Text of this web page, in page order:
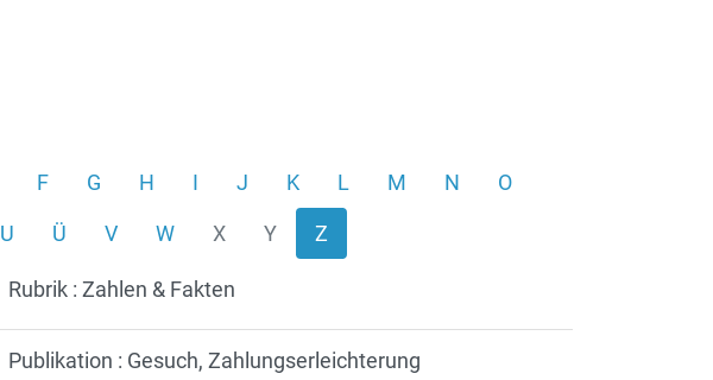
F G H I J K L M N O
U Ü V W X Y Z
Rubrik : Zahlen & Fakten
Publikation : Gesuch, Zahlungserleichterung